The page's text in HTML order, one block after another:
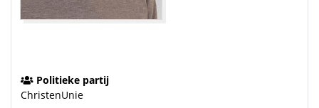
Politieke partij
ChristenUnie